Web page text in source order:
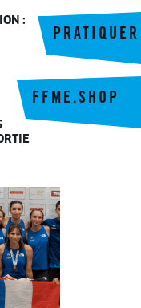
FFME.SHOP
PRATIQUER
: